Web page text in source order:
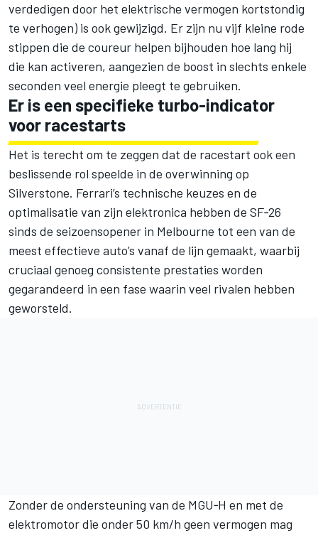
verdedigen door het elektrische vermogen kortstondig
te verhogen) is ook gewijzigd. Er zijn nu vijf kleine rode
stippen die de coureur helpen bijhouden hoe lang hij
die kan activeren, aangezien de boost in slechts enkele
seconden veel energie pleegt te gebruiken.
Er is een specifieke turbo-indicator
voor racestarts
Het is terecht om te zeggen dat de racestart ook een
beslissende rol speelde in de overwinning op
Silverstone. Ferrari’s technische keuzes en de
optimalisatie van zijn elektronica hebben de SF‑26
sinds de seizoensopener in Melbourne tot een van de
meest effectieve auto’s vanaf de lijn gemaakt, waarbij
cruciaal genoeg consistente prestaties worden
gegarandeerd in een fase waarin veel rivalen hebben
geworsteld.
Zonder de ondersteuning van de MGU‑H en met de
elektromotor die onder 50 km/h geen vermogen mag